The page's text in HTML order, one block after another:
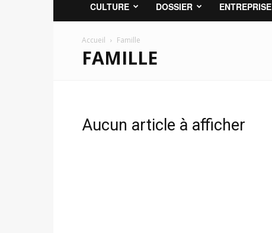
de
Médiateur
CULTURE DOSSIER ENTREPRISE
Accueil Famille
FAMILLE
Aucun article à afficher